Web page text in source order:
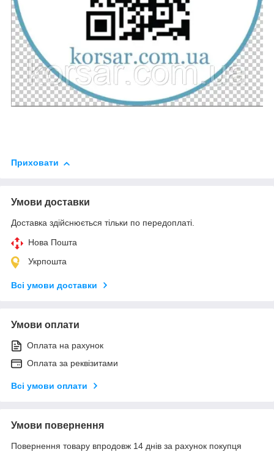
Приховати
Умови доставки
Доставка здійснюється тільки по передоплаті.
Нова Пошта
Укрпошта
Всі умови доставки
Умови оплати
Оплата на рахунок
Оплата за реквізитами
Всі умови оплати
Умови повернення
Повернення товару впродовж 14 днів за рахунок покупця